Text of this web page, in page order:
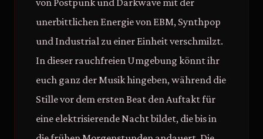
von Postpunk und Darkwave mit der
unerbittlichen Energie von EBM, Synthpop
und Industrial zu einer Einheit verschmilzt.
In dieser rauchfreien Umgebung könnt ihr
euch ganz der Musik hingeben, während die
Stille vor dem ersten Beat den Auftakt für
eine elektrisierende Nacht bildet, die bis in